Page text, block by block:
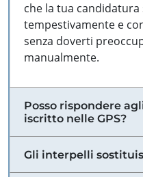
che la tua candidatura
tempestivamente e
senza doverti
manualmente.
Posso rispondere
iscritto nelle GPS?
Gli interpelli